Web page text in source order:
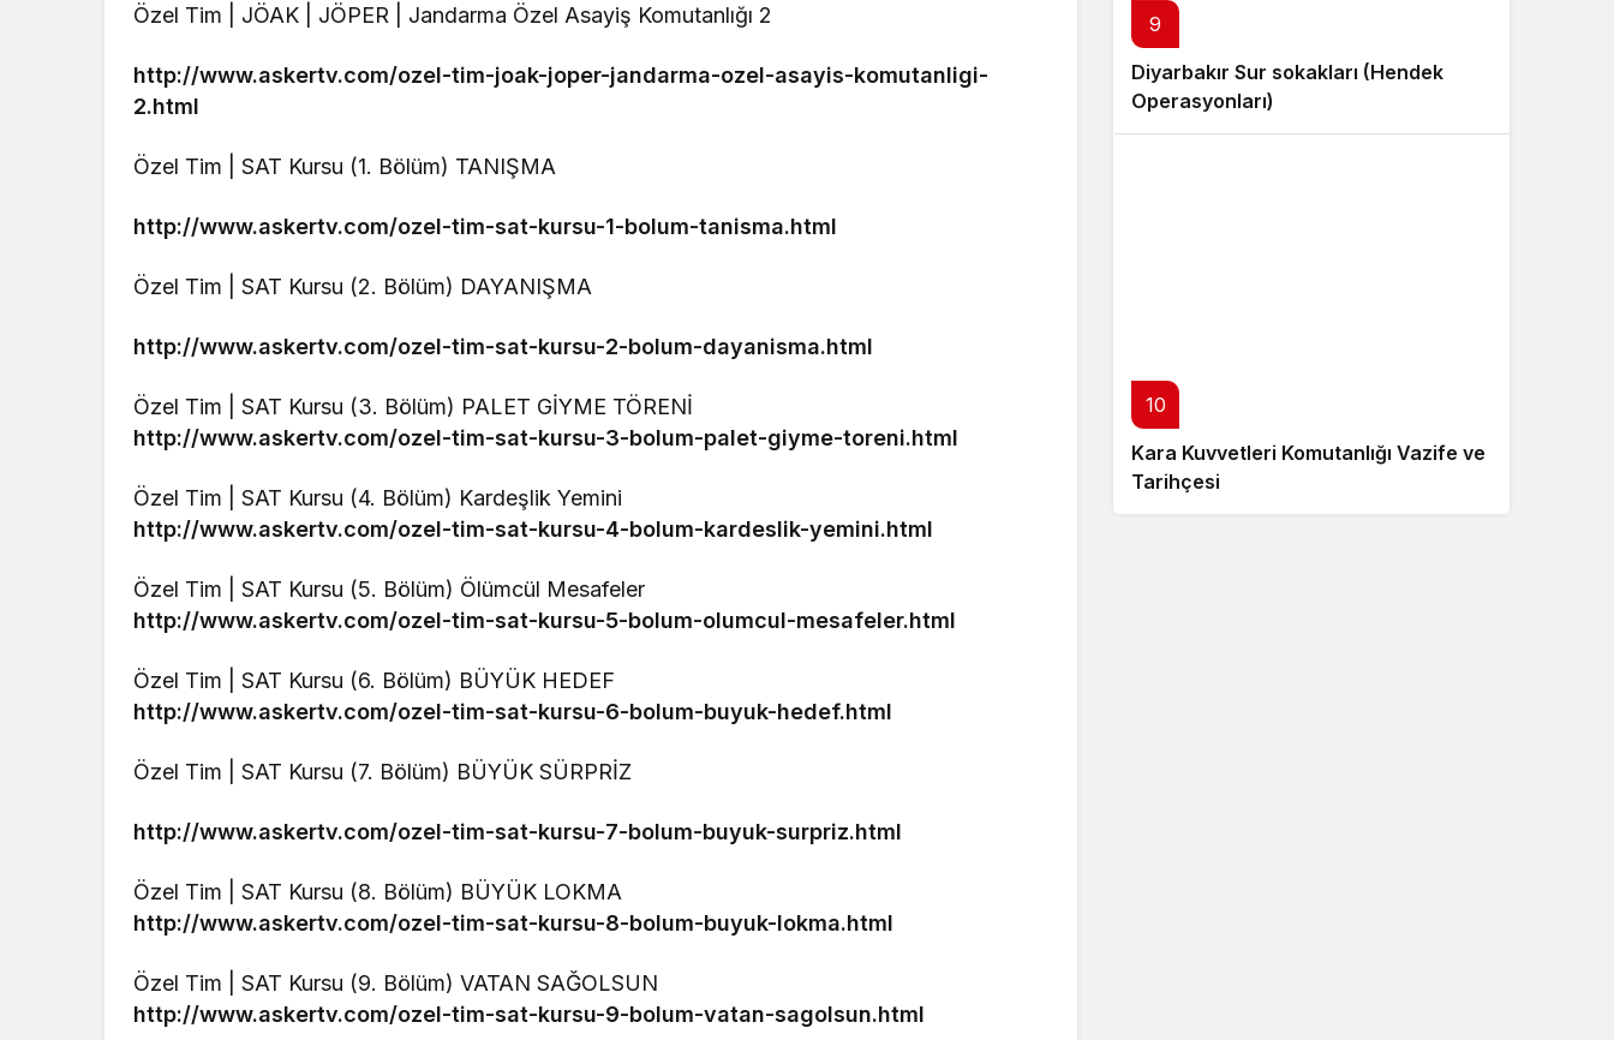
Özel Tim | JÖAK | JÖPER | Jandarma Özel Asayiş Komutanlığı 2
http://www.askertv.com/ozel-tim-joak-joper-jandarma-ozel-asayis-komutanligi-
2.html
Özel Tim | SAT Kursu (1. Bölüm) TANIŞMA
http://www.askertv.com/ozel-tim-sat-kursu-1-bolum-tanisma.html
Özel Tim | SAT Kursu (2. Bölüm) DAYANIŞMA
http://www.askertv.com/ozel-tim-sat-kursu-2-bolum-dayanisma.html
Özel Tim | SAT Kursu (3. Bölüm) PALET GİYME TÖRENİ
http://www.askertv.com/ozel-tim-sat-kursu-3-bolum-palet-giyme-toreni.html
Özel Tim | SAT Kursu (4. Bölüm) Kardeşlik Yemini
http://www.askertv.com/ozel-tim-sat-kursu-4-bolum-kardeslik-yemini.html
Özel Tim | SAT Kursu (5. Bölüm) Ölümcül Mesafeler
http://www.askertv.com/ozel-tim-sat-kursu-5-bolum-olumcul-mesafeler.html
Özel Tim | SAT Kursu (6. Bölüm) BÜYÜK HEDEF
http://www.askertv.com/ozel-tim-sat-kursu-6-bolum-buyuk-hedef.html
Özel Tim | SAT Kursu (7. Bölüm) BÜYÜK SÜRPRİZ
http://www.askertv.com/ozel-tim-sat-kursu-7-bolum-buyuk-surpriz.html
Özel Tim | SAT Kursu (8. Bölüm) BÜYÜK LOKMA
http://www.askertv.com/ozel-tim-sat-kursu-8-bolum-buyuk-lokma.html
Özel Tim | SAT Kursu (9. Bölüm) VATAN SAĞOLSUN
http://www.askertv.com/ozel-tim-sat-kursu-9-bolum-vatan-sagolsun.html
9
Diyarbakır Sur sokakları (Hendek
Operasyonları)
10
Kara Kuvvetleri Komutanlığı Vazife ve
Tarihçesi